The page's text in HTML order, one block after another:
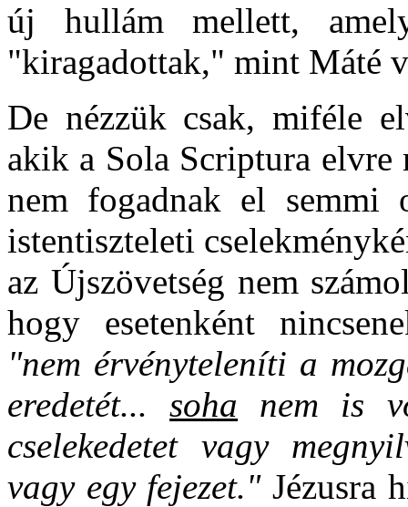
új hullám mellett,
"kiragadottak," mint Máté
De nézzük csak, miféle
akik a Sola Scriptura
nem fogadnak el semmi
istentiszteleti
az Újszövetség nem
hogy esetenként
"nem érvényteleníti a
eredetét...soha nem is
cselekedetet vagy
vagy egy fejezet."Jézusra